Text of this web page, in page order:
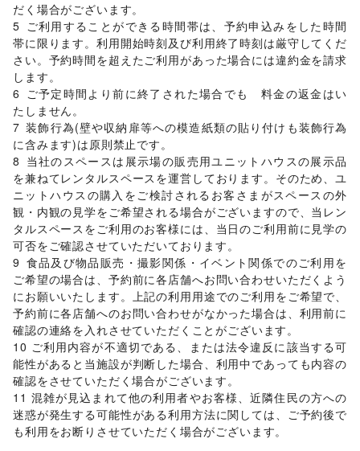
子供向け教室・レッスン
その他子育て・教育
美容・健康・医療
ジム・フィットネス/ダイエット・健康グッズ/
美容・コスメ・香水
ヘアサロン・ネイルサロン/ マッサージ・整体/
エステ・美容サービス
女性用品・フェムテック/ コンタクトレンズ/ 医療・医薬品
/その他美容・健康
エンタメ・ガジェット
PC・スマートフォン/スマホアクセサリー /ガジェット/
ゲーム/アニメ/コミック・マンガ/アイドル・芸能人/
おもちゃ・ホビー/楽器・音楽機材 /CD・DVD・本・雑誌/
Webメディア・アプリ/ テレビ・ドラマ/ 映画 /
音楽・ライブ/演劇/占い/ 公営競技・宝くじ/
その他エンタメ・ガジェット
アート・デザイン
絵画・書/写真・イラストレーション/立体作品・彫刻/
その他アート・デザイン
レジャー・スポーツ
旅行・レジャー/キャンプ・アウトドア/野球/サッカー
バスケットボール/ゴルフ/その他レジャー・スポーツ
車・バイク・モビリティ
車 /バイク・オートバイ/自転車・ロードバイク
マイクロモビリティ/その他車・バイク・モビリティ
NPO・公共団体
地方公共団体・行政・政府 /外国団体・大使館/募金・寄付
/ NPO・ボランティア活動/ その他NPO・公共団体
だく場合がございます。
5	ご利用することができる時間帯は、予約申込みをした時間
帯に限ります。利用開始時刻及び利用終了時刻は厳守してくだ
さい。予約時間を超えたご利用があった場合には違約金を請求
します。
6	ご予定時間より前に終了された場合でも　料金の返金はい
たしません。
7	装飾行為(壁や収納扉等への模造紙類の貼り付けも装飾行為
に含みます)は原則禁止です。
8	当社のスペースは展示場の販売用ユニットハウスの展示品
を兼ねてレンタルスペースを運営しております。そのため、ユ
ニットハウスの購入をご検討されるお客さまがスペースの外
観・内観の見学をご希望される場合がございますので、当レン
タルスペースをご利用のお客様には、当日のご利用前に見学の
可否をご確認させていただいております。
9	食品及び物品販売・撮影関係・イベント関係でのご利用を
ご希望の場合は、予約前に各店舗へお問い合わせいただくよう
にお願いいたします。上記の利用用途でのご利用をご希望で、
予約前に各店舗へのお問い合わせがなかった場合は、利用前に
確認の連絡を入れさせていただくことがございます。
10 ご利用内容が不適切である、または法令違反に該当する可
能性があると当施設が判断した場合、利用中であっても内容の
確認をさせていただく場合がございます。
11 混雑が見込まれて他の利用者やお客様、近隣住民の方への
迷惑が発生する可能性がある利用方法に関しては、ご予約後で
も利用をお断りさせていただく場合がございます。